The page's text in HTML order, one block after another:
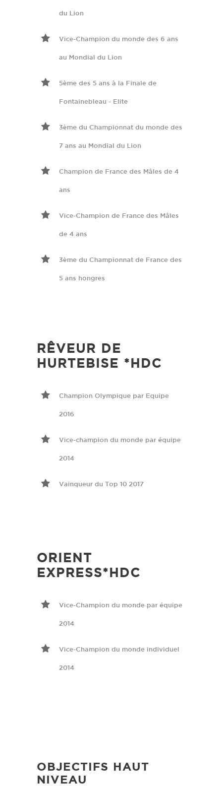
du Lion
Vice-Champion du monde des 6 ans
au Mondial du Lion
5ème des 5 ans à la Finale de
Fontainebleau - Elite
3ème du Championnat du monde des
7 ans au Mondial du Lion
Champion de France des Mâles de 4
ans
Vice-Champion de France des Mâles
de 4 ans
3ème du Championnat de France des
5 ans hongres
RÊVEUR DE
HURTEBISE *HDC
Champion Olympique par Equipe
2016
Vice-champion du monde par équipe
2014
Vainqueur du Top 10 2017
ORIENT
EXPRESS*HDC
Vice-Champion du monde par équipe
2014
Vice-Champion du monde individuel
2014
OBJECTIFS HAUT
NIVEAU